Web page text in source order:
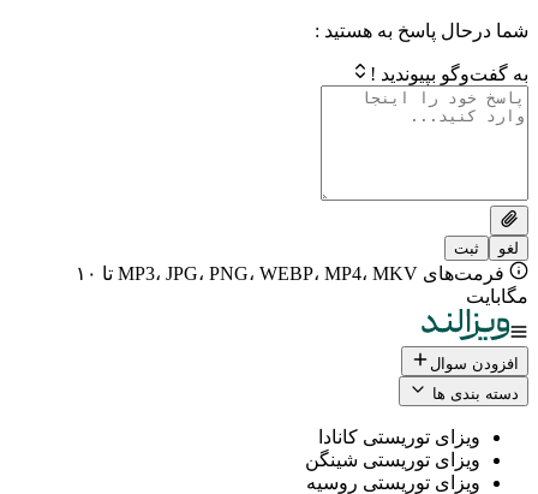
پاسخ به هستید :
!
فرمت‌های MP3، JPG، PNG، WEBP، MP4، MKV تا ۱۰
ها
توریستی کانادا
توریستی شینگن
توریستی روسیه